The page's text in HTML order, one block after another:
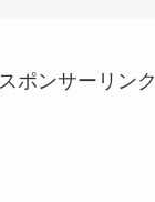
スポンサーリンク